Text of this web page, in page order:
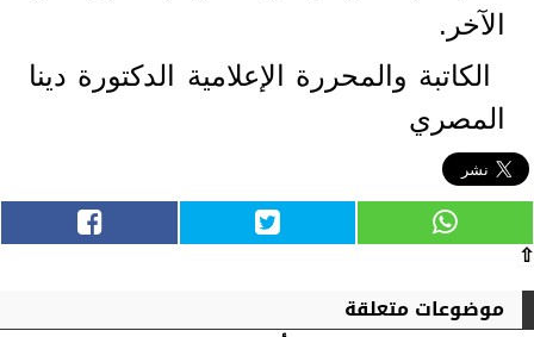
الآخر.
الكاتبة والمحررة الإعلامية الدكتورة دينا
المصري
⇧
موضوعات متعلقة